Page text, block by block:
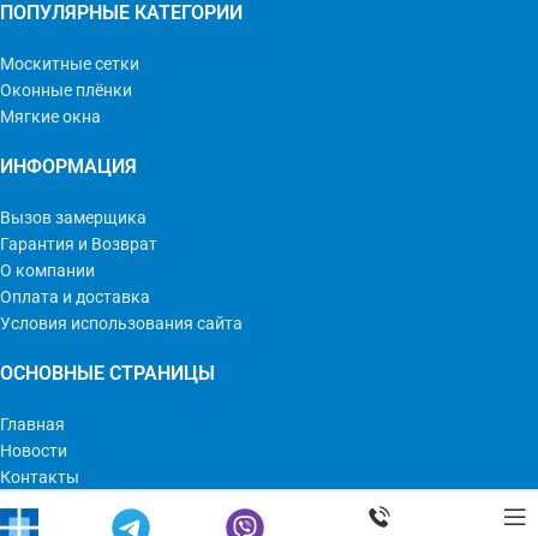
ПОПУЛЯРНЫЕ КАТЕГОРИИ
Москитные сетки
Оконные плёнки
Мягкие окна
ИНФОРМАЦИЯ
Вызов замерщика
Гарантия и Возврат
О компании
Оплата и доставка
Условия использования сайта
ОСНОВНЫЕ СТРАНИЦЫ
Главная
Новости
Контакты
Мир Оконных Технологий © 2023 | Все права защищены